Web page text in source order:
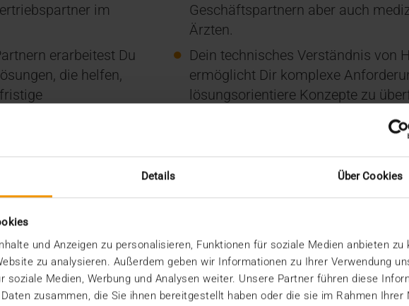
Details Über Cookies
und Anzeigen zu personalisieren, Funktionen für soziale Medien anbieten zu
zu analysieren. Außerdem geben wir Informationen zu Ihrer Verwendung
soziale Medien, Werbung und Analysen weiter. Unsere Partner führen diese
zusammen, die Sie ihnen bereitgestellt haben oder die sie im Rahmen Ihrer
im
erarbeitest Du
die helfen,
Ansatzpunkten
du über den
und Kollegen
schaffen und zu
Geschäftspartnern aber auch
Ärzten.
Dein technisches Verständnis von
ermöglicht Dir komplexe
lösungsorientiere Konzepte zu
Im Austausch mit unseren
deine schnelle Auffassungsgabe
Bedürfnisse der Partner
Du zeichnest Dich durch dein
Deutsch und Englisch aus
Kenntnis über Medizinische
DICOM oder HL7
Du bist offen für weltweite